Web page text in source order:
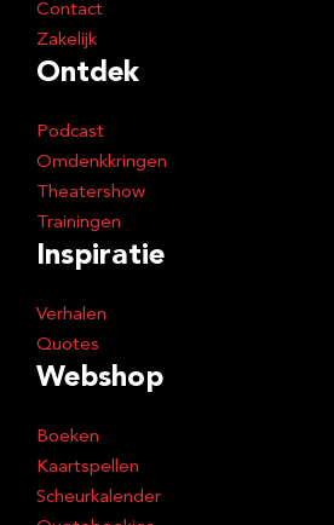
Contact
Zakelijk
Ontdek
Podcast
Omdenkkringen
Theatershow
Trainingen
Inspiratie
Verhalen
Quotes
Webshop
Boeken
Kaartspellen
Scheurkalender